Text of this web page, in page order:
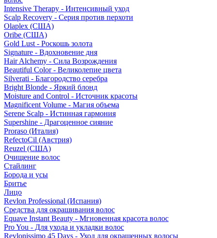
Intensive Therapy - Интенсивный уход
Scalp Recovery - Серия против перхоти
Olaplex (США)
Oribe (США)
Gold Lust - Роскошь золота
Signature - Вдохновение дня
Hair Alchemy - Сила Возрождения
Beautiful Color - Великолепие цвета
Silverati - Благородство серебра
Bright Blonde - Яркий блонд
Moisture and Control - Источник красоты
Magnificent Volume - Магия объема
Serene Scalp - Истинная гармония
Supershine - Драгоценное сияние
Proraso (Италия)
RefectoCil (Австрия)
Reuzel (США)
Очищение волос
Стайлинг
Борода и усы
Бритье
Лицо
Revlon Professional (Испания)
Средства для окрашивания волос
Equave Instant Beauty - Мгновенная красота волос
Pro You - Для ухода и укладки волос
Revlonissimo 45 Days - Уход для окрашенных волосы